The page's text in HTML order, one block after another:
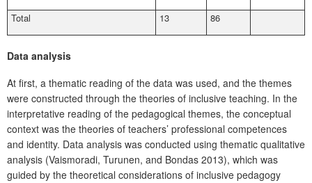
Total 13 86
Data analysis
At first, a thematic reading of the data was used, and the themes
were constructed through the theories of inclusive teaching. In the
interpretative reading of the pedagogical themes, the conceptual
context was the theories of teachers’ professional competences
and identity. Data analysis was conducted using thematic qualitative
analysis (Vaismoradi, Turunen, and Bondas 2013), which was
guided by the theoretical considerations of inclusive pedagogy